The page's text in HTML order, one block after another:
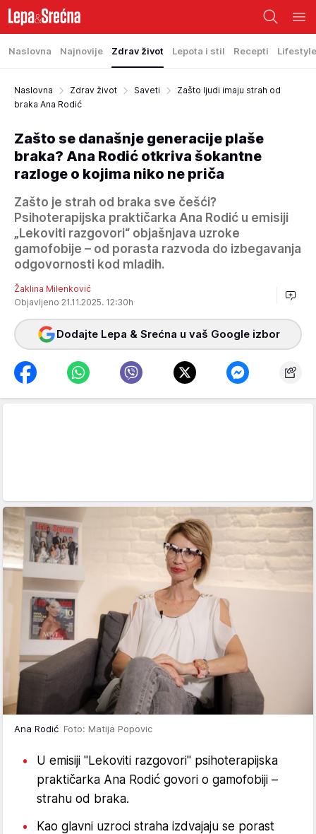
Naslovna Najnovije Zdrav život Lepota i stil Recepti Lifestyle
Naslovna Zdrav život Saveti
Zašto ljudi imaju strah od
braka Ana Rodić
Zašto se današnje generacije plaše
braka? Ana Rodić otkriva šokantne
razloge o kojima niko ne priča
Zašto je strah od braka sve češći?
Psihoterapijska praktičarka Ana Rodić u emisiji
„Lekoviti razgovori“ objašnjava uzroke
gamofobije – od porasta razvoda do izbegavanja
odgovornosti kod mladih.
Žaklina Milenković
Objavljeno 21.11.2025. 12:30h
Dodajte Lepa & Srećna u vaš Google izbor
Ana Rodić Foto: Matija Popovic
U emisiji "Lekoviti razgovori" psihoterapijska
praktičarka Ana Rodić govori o gamofobiji –
strahu od braka.
Kao glavni uzroci straha izdvajaju se porast